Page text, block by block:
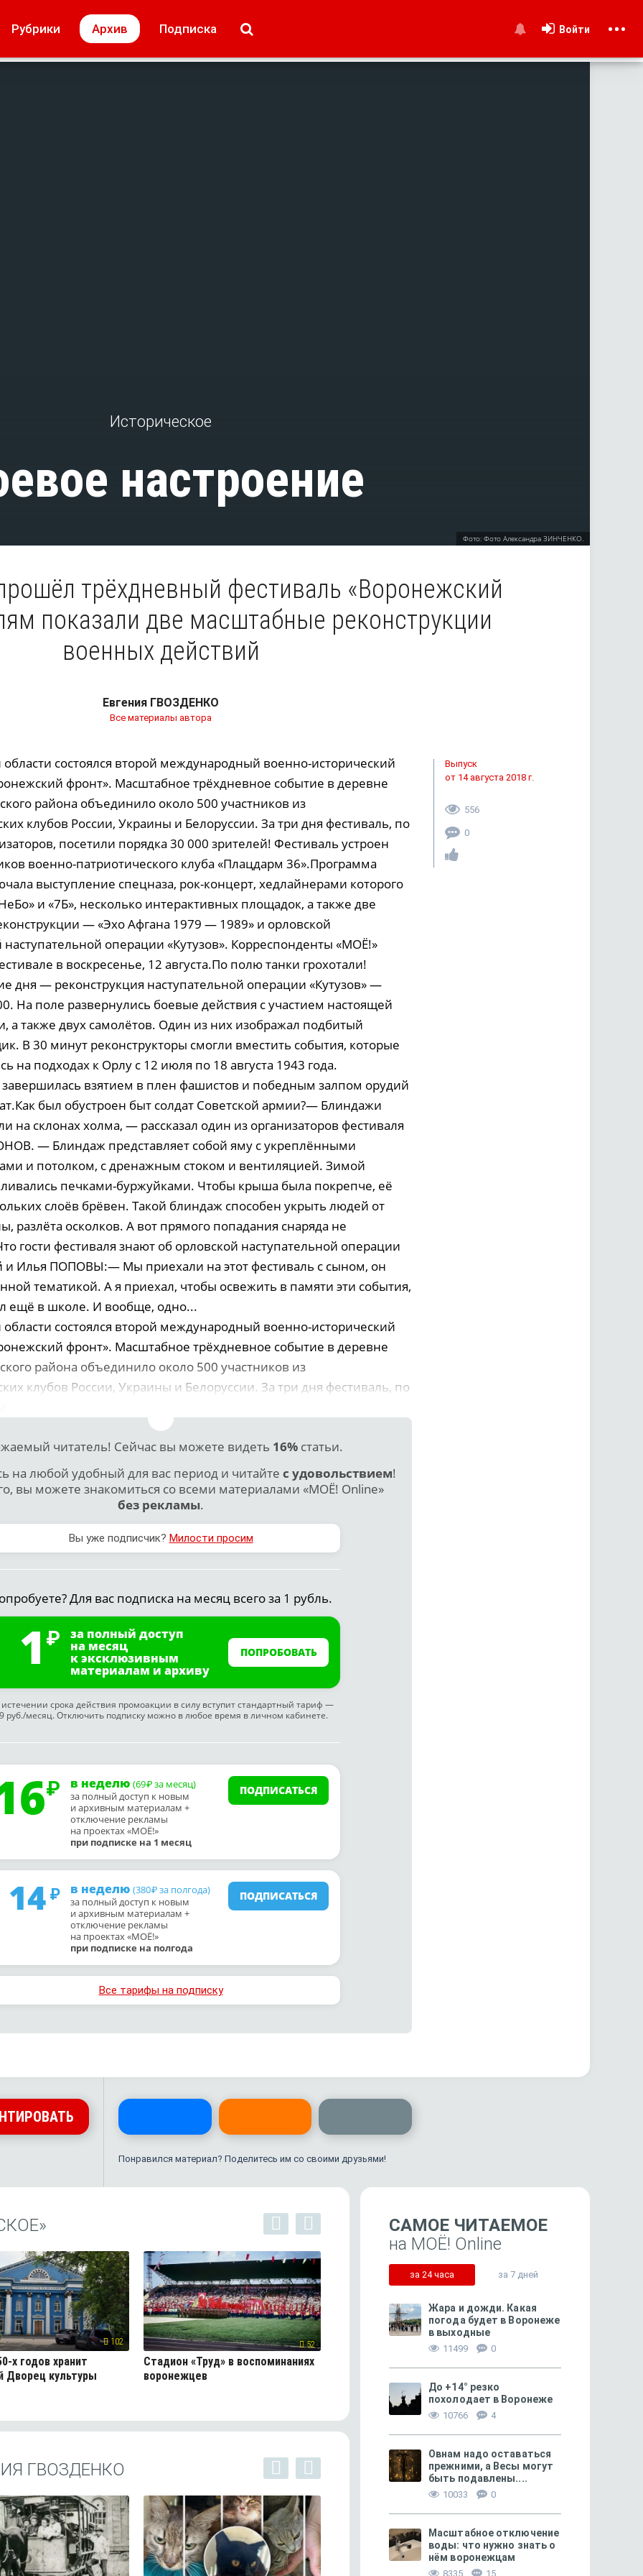
Рубрики Архив Подписка Войти
МОЁ! Плюс Липецк
Образование + карьера
Свадьба недели
Историческое
настроение
Фото: Фото Александра ЗИНЧЕНКО.
трёхдневный фестиваль «Воронежский
показали две масштабные реконструкции
военных действий
Евгения ГВОЗДЕНКО
Все материалы автора
состоялся второй международный военно-исторический
фронт». Масштабное трёхдневное событие в деревне
района объединило около 500 участников из
клубов России, Украины и Белоруссии. За три дня фестиваль, по
посетили порядка 30 000 зрителей! Фестиваль устроен
военно-патриотического клуба «Плацдарм 36».Программа
выступление спецназа, рок-концерт, хедлайнерами которого
и «7Б», несколько интерактивных площадок, а также две
— «Эхо Афгана 1979 — 1989» и орловской
наступательной операции «Кутузов». Корреспонденты «МОЁ!»
в воскресенье, 12 августа.По полю танки грохотали!
дня — реконструкция наступательной операции «Кутузов» —
На поле развернулись боевые действия с участием настоящей
а также двух самолётов. Один из них изображал подбитый
В 30 минут реконструкторы смогли вместить события, которые
на подходах к Орлу с 12 июля по 18 августа 1943 года.
завершилась взятием в плен фашистов и победным залпом орудий
был обустроен быт солдат Советской армии?— Блиндажи
на склонах холма, — рассказал один из организаторов фестиваля
— Блиндаж представляет собой яму с укреплёнными
и потолком, с дренажным стоком и вентиляцией. Зимой
печками-буржуйками. Чтобы крыша была покрепче, её
слоёв брёвен. Такой блиндаж способен укрыть людей от
разлёта осколков. А вот прямого попадания снаряда не
гости фестиваля знают об орловской наступательной операции
и Илья ПОПОВЫ:— Мы приехали на этот фестиваль с сыном, он
тематикой. А я приехал, чтобы освежить в памяти эти события,
ещё в школе. И вообще, одно...
состоялся второй международный военно-исторический
фронт». Масштабное трёхдневное событие в деревне
района объединило около 500 участников из
клубов России, Украины и Белоруссии. За три дня фестиваль, по
читатель! Сейчас вы можете видеть 16%статьи.
на любой удобный для вас период и читайте с удовольствием!
вы можете знакомиться со всеми материалами «МОЁ! Online»
без рекламы.
Вы уже подписчик? Милости просим
Для вас подписка на месяц всего за 1 рубль.
1 за полный доступ
на месяц
к эксклюзивным
материалам и архиву
ПОПРОБОВАТЬ
срока действия промоакции в силу вступит стандартный тариф —
руб./месяц. Отключить подписку можно в любое время в личном кабинете.
в неделю (69₽ за месяц)
за полный доступ к новым
и архивным материалам +
отключение рекламы
на проектах «МОЁ!»
при подписке на 1 месяц
ПОДПИСАТЬСЯ
14 в неделю (380₽ за полгода)
за полный доступ к новым
и архивным материалам +
отключение рекламы
на проектах «МОЁ!»
при подписке на полгода
ПОДПИСАТЬСЯ
Все тарифы на подписку
Выпуск
от 14 августа 2018 г.
556
0
Понравился материал? Поделитесь им со своими друзьями!
102
х годов хранит
Дворец культуры
52
Стадион «Труд» в воспоминаниях
воронежцев
163
ГВОЗДЕНКО
САМОЕ ЧИТАЕМОЕ
на МОЁ! Online
за 24 часа за 7 дней
Жара и дожди. Какая
погода будет в Воронеже
в выходные
11499 0
До +14° резко
похолодает в Воронеже
10766 4
Овнам надо оставаться
прежними, а Весы могут
быть подавлены....
10033 0
Масштабное отключение
воды: что нужно знать о
нём воронежцам
8335 15